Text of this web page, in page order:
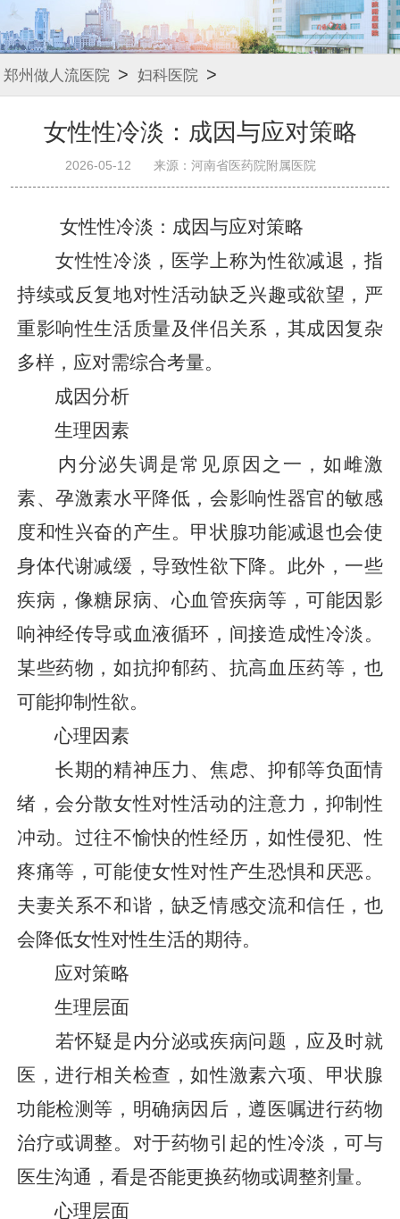
郑州做人流医院 > 妇科医院 >
女性性冷淡：成因与应对策略
2026-05-12 来源：河南省医药院附属医院
女性性冷淡：成因与应对策略
女性性冷淡，医学上称为性欲减退，指
持续或反复地对性活动缺乏兴趣或欲望，严
重影响性生活质量及伴侣关系，其成因复杂
多样，应对需综合考量。
成因分析
生理因素
内分泌失调是常见原因之一，如雌激
素、孕激素水平降低，会影响性器官的敏感
度和性兴奋的产生。甲状腺功能减退也会使
身体代谢减缓，导致性欲下降。此外，一些
疾病，像糖尿病、心血管疾病等，可能因影
响神经传导或血液循环，间接造成性冷淡。
某些药物，如抗抑郁药、抗高血压药等，也
可能抑制性欲。
心理因素
长期的精神压力、焦虑、抑郁等负面情
绪，会分散女性对性活动的注意力，抑制性
冲动。过往不愉快的性经历，如性侵犯、性
疼痛等，可能使女性对性产生恐惧和厌恶。
夫妻关系不和谐，缺乏情感交流和信任，也
会降低女性对性生活的期待。
应对策略
生理层面
若怀疑是内分泌或疾病问题，应及时就
医，进行相关检查，如性激素六项、甲状腺
功能检测等，明确病因后，遵医嘱进行药物
治疗或调整。对于药物引起的性冷淡，可与
医生沟通，看是否能更换药物或调整剂量。
心理层面